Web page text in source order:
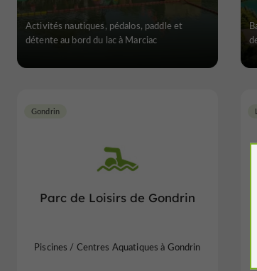
Activités nautiques, pédalos, paddle et
détente au bord du lac à Marciac
Parc de Loisirs de Gondrin
Gondrin
Piscines / Centres Aquatiques à Gondrin